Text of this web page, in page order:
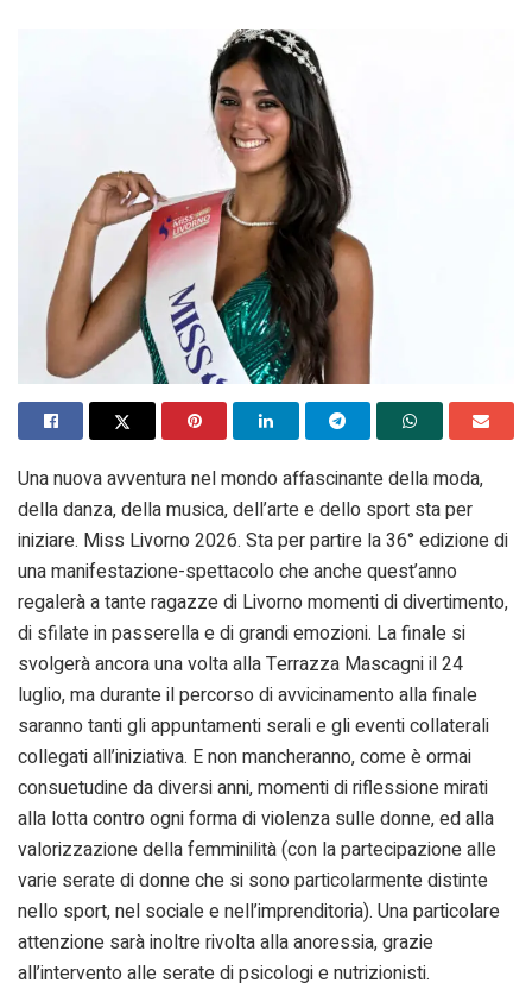
Una nuova avventura nel mondo affascinante della moda,
della danza, della musica, dell’arte e dello sport sta per
iniziare. Miss Livorno 2026. Sta per partire la 36° edizione di
una manifestazione-spettacolo che anche quest’anno
regalerà a tante ragazze di Livorno momenti di divertimento,
di sfilate in passerella e di grandi emozioni. La finale si
svolgerà ancora una volta alla Terrazza Mascagni il 24
luglio, ma durante il percorso di avvicinamento alla finale
saranno tanti gli appuntamenti serali e gli eventi collaterali
collegati all’iniziativa. E non mancheranno, come è ormai
consuetudine da diversi anni, momenti di riflessione mirati
alla lotta contro ogni forma di violenza sulle donne, ed alla
valorizzazione della femminilità (con la partecipazione alle
varie serate di donne che si sono particolarmente distinte
nello sport, nel sociale e nell’imprenditoria). Una particolare
attenzione sarà inoltre rivolta alla anoressia, grazie
all’intervento alle serate di psicologi e nutrizionisti.